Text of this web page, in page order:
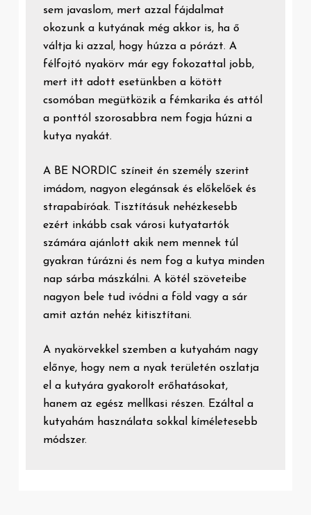
sem javaslom, mert azzal fájdalmat
okozunk a kutyának még akkor is, ha ő
váltja ki azzal, hogy húzza a pórázt. A
félfojtó nyakörv már egy fokozattal jobb,
mert itt adott esetünkben a kötött
csomóban megütközik a fémkarika és attól
a ponttól szorosabbra nem fogja húzni a
kutya nyakát.
A BE NORDIC színeit én személy szerint
imádom, nagyon elegánsak és előkelőek és
strapabíróak. Tisztításuk nehézkesebb
ezért inkább csak városi kutyatartók
számára ajánlott akik nem mennek túl
gyakran túrázni és nem fog a kutya minden
nap sárba mászkálni. A kötél szöveteibe
nagyon bele tud ivódni a föld vagy a sár
amit aztán nehéz kitisztítani.
A nyakörvekkel szemben a kutyahám nagy
előnye, hogy nem a nyak területén oszlatja
el a kutyára gyakorolt erőhatásokat,
hanem az egész mellkasi részen. Ezáltal a
kutyahám használata sokkal kíméletesebb
módszer.